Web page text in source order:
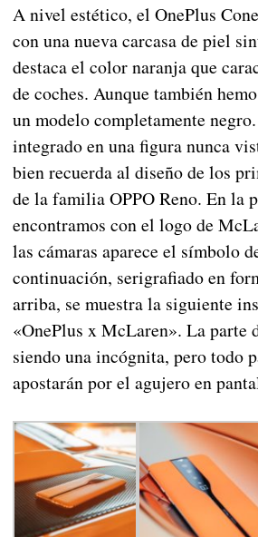
A nivel estético, el OnePlus
con una nueva carcasa de piel
destaca el color naranja que
de coches. Aunque también
un modelo completamente
integrado en una figura nunca
bien recuerda al diseño de los
de la familia OPPO Reno. En la
encontramos con el logo de
las cámaras aparece el símbolo
continuación, serigrafiado en
arriba, se muestra la siguiente
«OnePlus x McLaren». La parte
siendo una incógnita, pero todo
apostarán por el agujero en